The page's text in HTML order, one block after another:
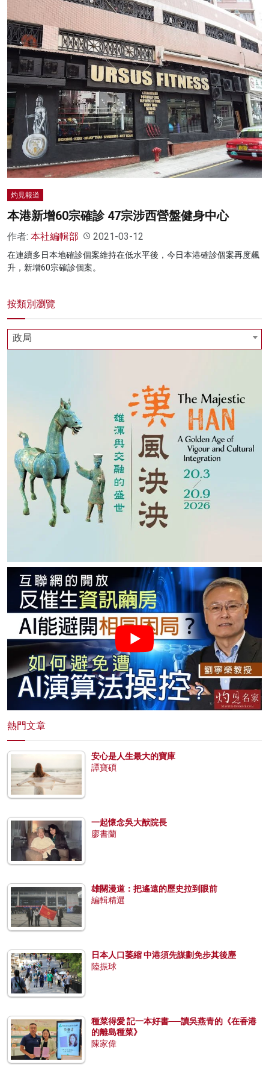
灼見報道
本港新增60宗確診 47宗涉西營盤健身中心
作者: 本社編輯部 2021-03-12
在連續多日本地確診個案維持在低水平後，今日本港確診個案再度飆
升，新增60宗確診個案。
按類別瀏覽
政局
熱門文章
安心是人生最大的寶庫
譚寶碩
一起懷念吳大猷院長
廖書蘭
雄關漫道：把遙遠的歷史拉到眼前
編輯精選
日本人口萎縮 中港須先謀劃免步其後塵
陸振球
種菜得愛 記一本好書──讀吳燕青的《在香港
的離島種菜》
陳家偉